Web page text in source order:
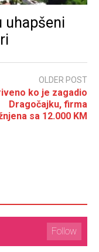
uhapšeni
OLDER POST
ko je zagadio
Dragočajku, firma
sa 12.000 KM
Follow